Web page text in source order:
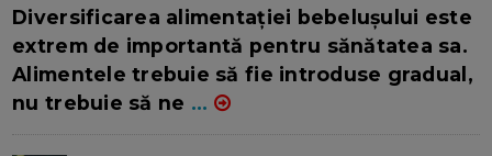
Diversificarea alimentației bebelușului este
extrem de importantă pentru sănătatea sa.
Alimentele trebuie să fie introduse gradual,
nu trebuie să ne ...